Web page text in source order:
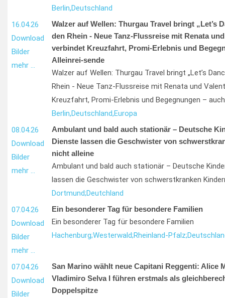
Berlin,Deutschland
16.04.26
Download
Bilder
mehr …
Walzer auf Wellen: Thurgau Travel bringt „Let’s
den Rhein - Neue Tanz-Flussreise mit Renata
verbindet Kreuzfahrt, Promi-Erlebnis und
Alleinrei-sende
Walzer auf Wellen: Thurgau Travel bringt „Let’s
Rhein - Neue Tanz-Flussreise mit Renata und
Kreuzfahrt, Promi-Erlebnis und Begegnungen –
Berlin,Deutschland,Europa
08.04.26
Download
Bilder
mehr …
Ambulant und bald auch stationär – Deutsche
Dienste lassen die Geschwister von
nicht alleine
Ambulant und bald auch stationär – Deutsche
lassen die Geschwister von schwerstkranken
Dortmund;Deutchland
07.04.26
Download
Bilder
mehr …
Ein besonderer Tag für besondere Familien
Ein besonderer Tag für besondere Familien
Hachenburg;Westerwald;Rheinland-Pfalz;
07.04.26
Download
Bilder
San Marino wählt neue Capitani Reggenti: Alice
Vladimiro Selva I führen erstmals als
Doppelspitze